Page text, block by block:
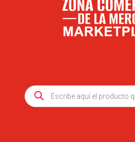
Products
search